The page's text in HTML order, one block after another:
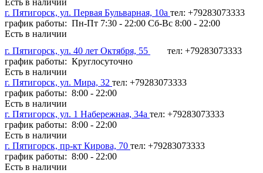
Есть в наличии
г. Пятигорск, ул. Первая Бульварная, 10а тел: +79283073333
график работы: Пн-Пт 7:30 - 22:00 Сб-Вс 8:00 - 22:00
Есть в наличии
г. Пятигорск, ул. 40 лет Октября, 55
тел: +79283073333
график работы: Круглосуточно
Есть в наличии
г. Пятигорск, ул. Мира, 32 тел: +79283073333
график работы: 8:00 - 22:00
Есть в наличии
г. Пятигорск, ул. 1 Набережная, 34а тел: +79283073333
график работы: 8:00 - 22:00
Есть в наличии
г. Пятигорск, пр-кт Кирова, 70 тел: +79283073333
график работы: 8:00 - 22:00
Есть в наличии